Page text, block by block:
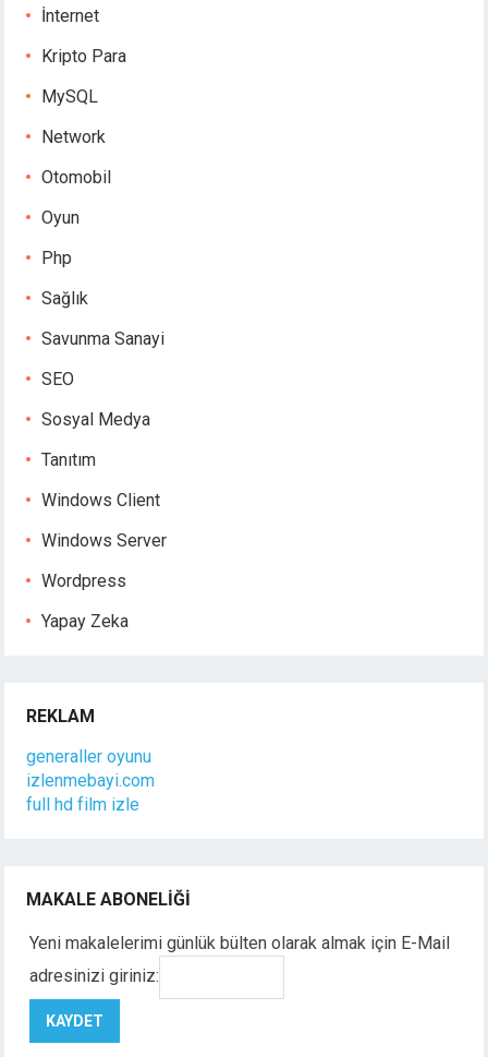
İnternet
Kripto Para
MySQL
Network
Otomobil
Oyun
Php
Sağlık
Savunma Sanayi
SEO
Sosyal Medya
Tanıtım
Windows Client
Windows Server
Wordpress
Yapay Zeka
REKLAM
generaller oyunu
izlenmebayi.com
full hd film izle
MAKALE ABONELIĞI
Yeni makalelerimi günlük bülten olarak almak için E-Mail
adresinizi giriniz: